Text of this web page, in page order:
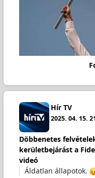
Hír TV
2025. 04. 15.
Döbbenetes
kerületbejárást a
videó
Áldatlan állapotok.